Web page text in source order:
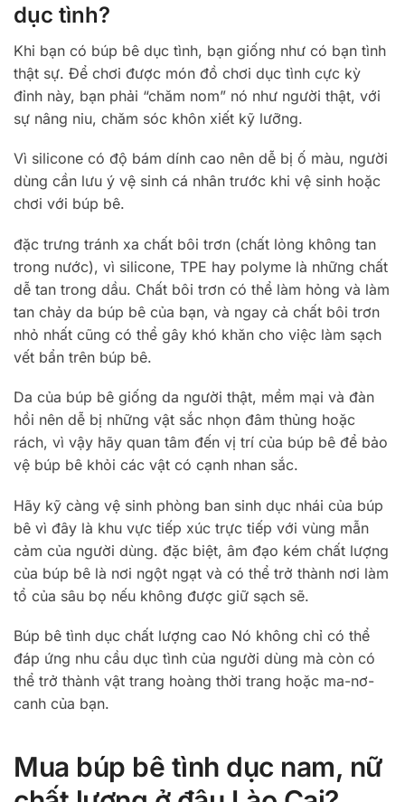
dục tình?
Khi bạn có búp bê dục tình, bạn giống như có bạn tình
thật sự. Để chơi được món đồ chơi dục tình cực kỳ
đỉnh này, bạn phải “chăm nom” nó như người thật, với
sự nâng niu, chăm sóc khôn xiết kỹ lưỡng.
Vì silicone có độ bám dính cao nên dễ bị ố màu, người
dùng cần lưu ý vệ sinh cá nhân trước khi vệ sinh hoặc
chơi với búp bê.
đặc trưng tránh xa chất bôi trơn (chất lỏng không tan
trong nước), vì silicone, TPE hay polyme là những chất
dễ tan trong dầu. Chất bôi trơn có thể làm hỏng và làm
tan chảy da búp bê của bạn, và ngay cả chất bôi trơn
nhỏ nhất cũng có thể gây khó khăn cho việc làm sạch
vết bẩn trên búp bê.
Da của búp bê giống da người thật, mềm mại và đàn
hồi nên dễ bị những vật sắc nhọn đâm thủng hoặc
rách, vì vậy hãy quan tâm đến vị trí của búp bê để bảo
vệ búp bê khỏi các vật có cạnh nhan sắc.
Hãy kỹ càng vệ sinh phòng ban sinh dục nhái của búp
bê vì đây là khu vực tiếp xúc trực tiếp với vùng mẫn
cảm của người dùng. đặc biệt, âm đạo kém chất lượng
của búp bê là nơi ngột ngạt và có thể trở thành nơi làm
tổ của sâu bọ nếu không được giữ sạch sẽ.
Búp bê tình dục chất lượng cao Nó không chỉ có thể
đáp ứng nhu cầu dục tình của người dùng mà còn có
thể trở thành vật trang hoàng thời trang hoặc ma-nơ-
canh của bạn.
Mua búp bê tình dục nam, nữ